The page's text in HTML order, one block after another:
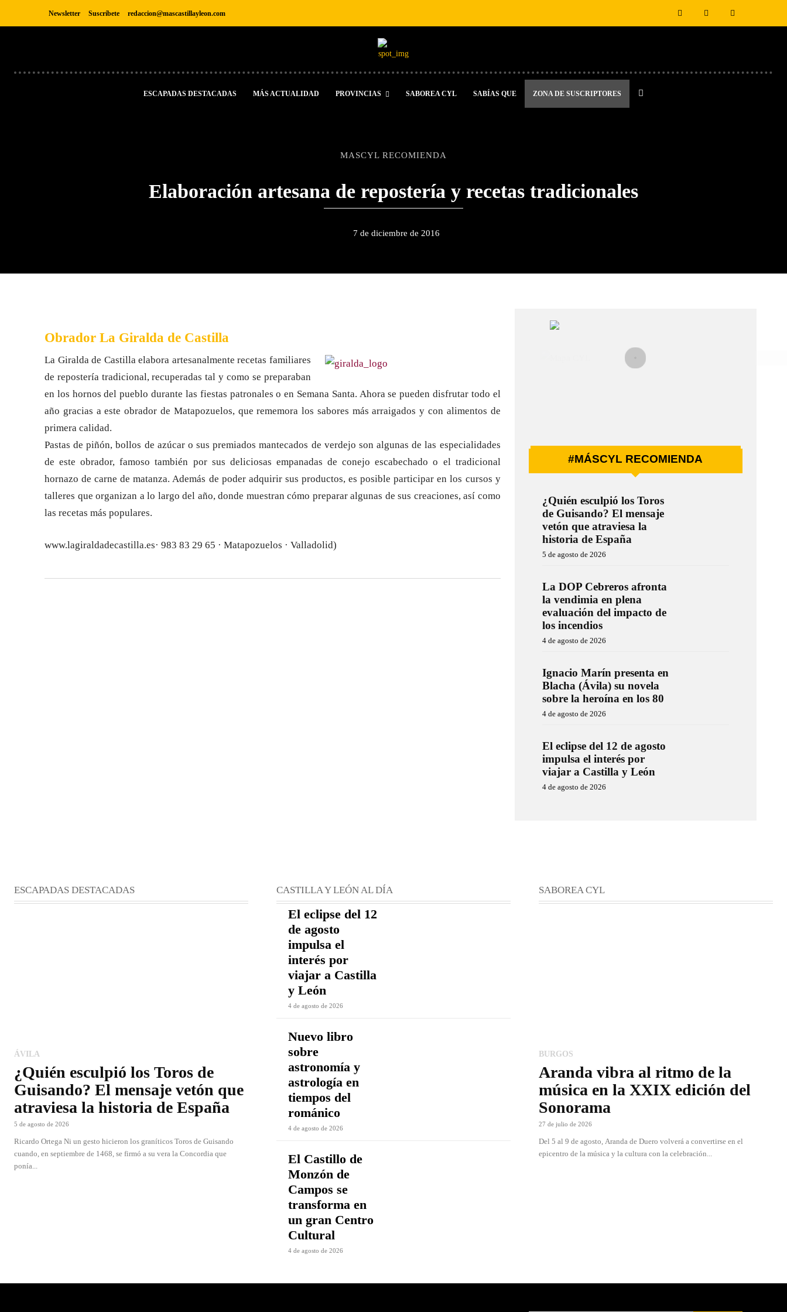
Newsletter Suscríbete redaccion@mascastillayleon.com
ESCAPADAS DESTACADAS MÁS ACTUALIDAD PROVINCIAS SABOREA CYL SABÍAS QUE ZONA DE SUSCRIPTORES
MASCYL RECOMIENDA
Elaboración artesana de repostería y recetas tradicionales
7 de diciembre de 2016
Obrador La Giralda de Castilla
La Giralda de Castilla elabora artesanalmente recetas familiares
de repostería tradicional, recuperadas tal y como se preparaban
en los hornos del pueblo durante las fiestas patronales o en Semana Santa. Ahora se pueden disfrutar todo el
año gracias a este obrador de Matapozuelos, que rememora los sabores más arraigados y con alimentos de
primera calidad.
Pastas de piñón, bollos de azúcar o sus premiados mantecados de verdejo son algunas de las especialidades
de este obrador, famoso también por sus deliciosas empanadas de conejo escabechado o el tradicional
hornazo de carne de matanza. Además de poder adquirir sus productos, es posible participar en los cursos y
talleres que organizan a lo largo del año, donde muestran cómo preparar algunas de sus creaciones, así como
las recetas más populares.
www.lagiraldadecastilla.es· 983 83 29 65 · Matapozuelos · Valladolid)
#MÁSCYL RECOMIENDA
¿Quién esculpió los Toros
de Guisando? El mensaje
vetón que atraviesa la
historia de España
5 de agosto de 2026
La DOP Cebreros afronta
la vendimia en plena
evaluación del impacto de
los incendios
4 de agosto de 2026
Ignacio Marín presenta en
Blacha (Ávila) su novela
sobre la heroína en los 80
4 de agosto de 2026
El eclipse del 12 de agosto
impulsa el interés por
viajar a Castilla y León
4 de agosto de 2026
ESCAPADAS DESTACADAS
ÁVILA
¿Quién esculpió los Toros de
Guisando? El mensaje vetón que
atraviesa la historia de España
5 de agosto de 2026
Ricardo Ortega Ni un gesto hicieron los graníticos Toros de Guisando
cuando, en septiembre de 1468, se firmó a su vera la Concordia que
ponía...
CASTILLA Y LEÓN AL DÍA
El eclipse del 12
de agosto
impulsa el
interés por
viajar a Castilla
y León
4 de agosto de 2026
Nuevo libro
sobre
astronomía y
astrología en
tiempos del
románico
4 de agosto de 2026
El Castillo de
Monzón de
Campos se
transforma en
un gran Centro
Cultural
4 de agosto de 2026
SABOREA CYL
BURGOS
Aranda vibra al ritmo de la
música en la XXIX edición del
Sonorama
27 de julio de 2026
Del 5 al 9 de agosto, Aranda de Duero volverá a convertirse en el
epicentro de la música y la cultura con la celebración...